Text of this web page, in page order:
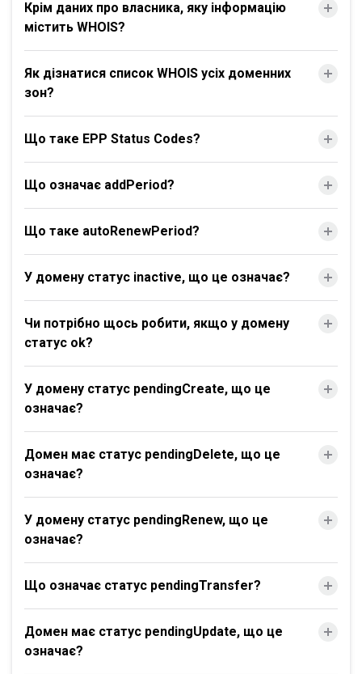
Крім даних про власника, яку інформацію
містить WHOIS?
Як дізнатися список WHOIS усіх доменних
зон?
Що таке EPP Status Codes?
Що означає addPeriod?
Що таке autoRenewPeriod?
У домену статус inactive, що це означає?
Чи потрібно щось робити, якщо у домену
статус ok?
У домену статус pendingCreate, що це
означає?
Домен має статус pendingDelete, що це
означає?
У домену статус pendingRenew, що це
означає?
Що означає статус pendingTransfer?
Домен має статус pendingUpdate, що це
означає?